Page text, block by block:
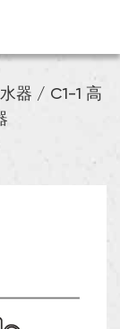
器 / C1-1 高